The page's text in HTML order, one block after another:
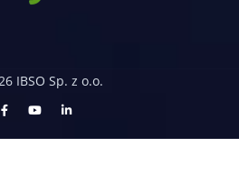
IBSO Sp. z o.o.